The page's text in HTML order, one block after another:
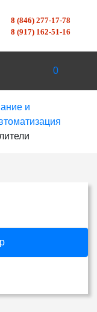
8 (846) 277-17-78
8 (917) 162-51-16
0
и